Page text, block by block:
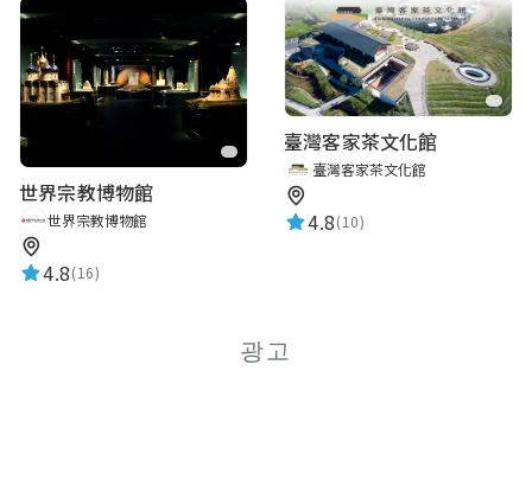
世界宗教博物館
世界宗教博物館
4.8(16)
臺灣客家茶文化館
臺灣客家茶文化館
4.8(10)
광고